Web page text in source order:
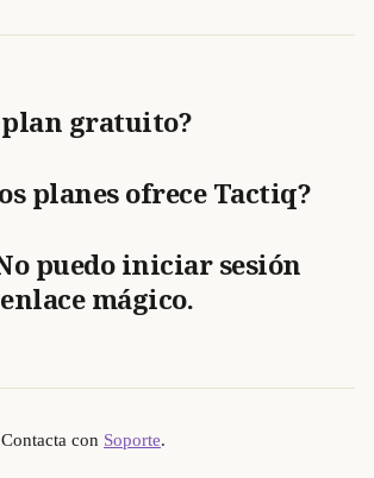
gratuito?
planes ofrece Tactiq?
puedo iniciar sesión
mágico.
con Soporte.